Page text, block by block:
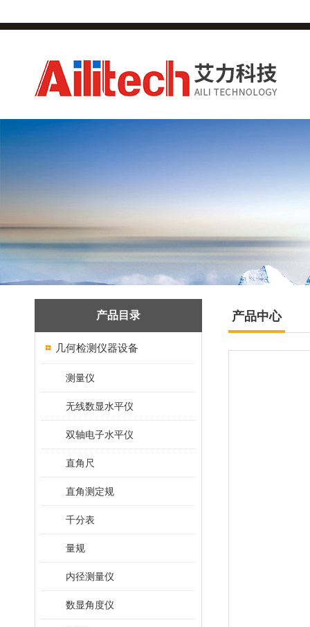
产品目录
几何检测仪器设备
测量仪
无线数显水平仪
双轴电子水平仪
直角尺
直角测定规
千分表
量规
内径测量仪
数显角度仪
产品中心